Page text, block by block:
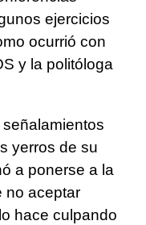
ejercicios
ocurrió con
y la politóloga
yerros de su
a ponerse a la
no aceptar
hace culpando